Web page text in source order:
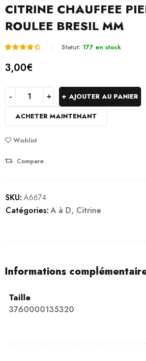
CITRINE CHAUFFEE
ROULEE BRESIL MM
sur 5
sur
client
Statut: 177 en stock
3,00€
AJOUTER AU PANIER
ACHETER MAINTENANT
Wishlist
Compare
SKU: A6674
Catégories: A à D, Citrine
Informations
Taille
3760000135320